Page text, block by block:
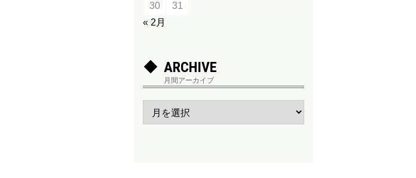
30
31
« 2月
ARCHIVE
月間アーカイブ